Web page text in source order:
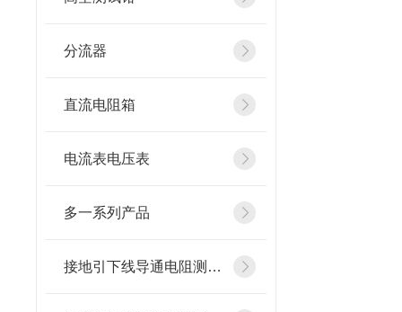
分流器
直流电阻箱
电流表电压表
多一系列产品
接地引下线导通电阻测试仪